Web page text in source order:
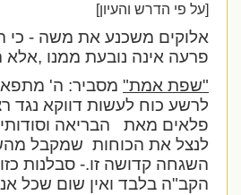
[על פי הדרש והעיון]
אלוקים משכנע את משה - כי
פרעה אינה נובעת ממנו ,אלא
"שפת אמת"מסביר: ה' מתפאר
לרשע כוח לעשות דווקא נגד
פלאים מאת
הבריאה
לנצל את הכוחות שמקבל
השגחה קדושה זו.- סבלנות כזו
הקב"ה בלבד ואין שום שכל